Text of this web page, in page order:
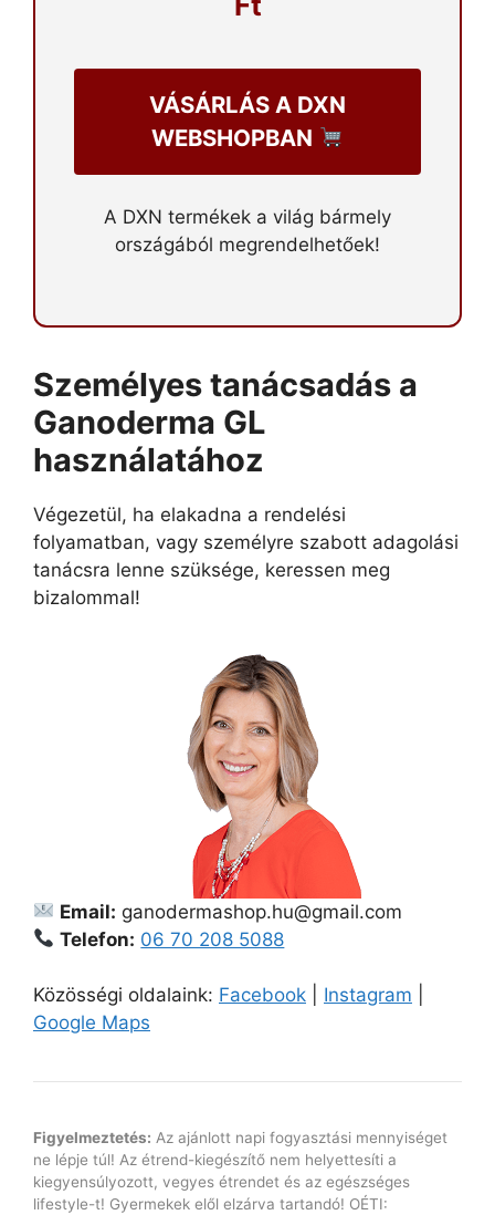
VÁSÁRLÁS A DXN
WEBSHOPBAN
A DXN termékek a világ bármely
országából megrendelhetőek!
Személyes tanácsadás a
Ganoderma GL
használatához
Végezetül, ha elakadna a rendelési
folyamatban, vagy személyre szabott adagolási
tanácsra lenne szüksége, keressen meg
bizalommal!
Email: ganodermashop.hu@gmail.com
Telefon: 06 70 208 5088
Közösségi oldalaink: Facebook Instagram
Google Maps
Figyelmeztetés: Az ajánlott napi fogyasztási mennyiséget
ne lépje túl! Az étrend-kiegészítő nem helyettesíti a
kiegyensúlyozott, vegyes étrendet és az egészséges
lifestyle-t! Gyermekek elől elzárva tartandó! OÉTI: